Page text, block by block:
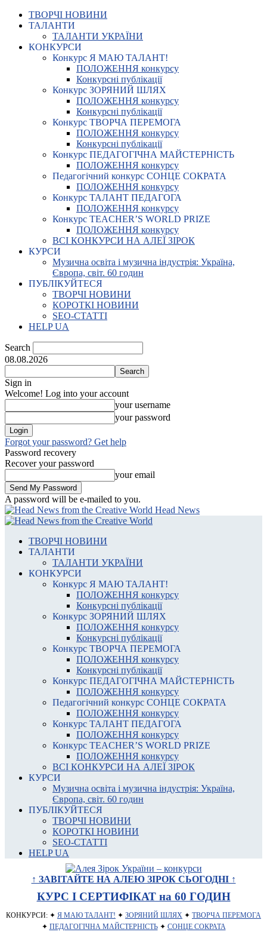
ТВОРЧІ НОВИНИ
ТАЛАНТИ
ТАЛАНТИ УКРАЇНИ
КОНКУРСИ
Конкурс Я МАЮ ТАЛАНТ!
ПОЛОЖЕННЯ конкурсу
Конкурсні публікації
Конкурс ЗОРЯНИЙ ШЛЯХ
ПОЛОЖЕННЯ конкурсу
Конкурсні публікації
Конкурс ТВОРЧА ПЕРЕМОГА
ПОЛОЖЕННЯ конкурсу
Конкурсні публікації
Конкурс ПЕДАГОГІЧНА МАЙСТЕРНІСТЬ
ПОЛОЖЕННЯ конкурсу
Педагогічний конкурс СОНЦЕ СОКРАТА
ПОЛОЖЕННЯ конкурсу
Конкурс ТАЛАНТ ПЕДАГОГА
ПОЛОЖЕННЯ конкурсу
Конкурс TEACHER’S WORLD PRIZE
ПОЛОЖЕННЯ конкурсу
ВСІ КОНКУРСИ НА АЛЕЇ ЗІРОК
КУРСИ
Музична освіта і музична індустрія: Україна,
Європа, світ. 60 годин
ПУБЛІКУЙТЕСЯ
ТВОРЧІ НОВИНИ
КОРОТКІ НОВИНИ
SEO-СТАТТІ
HELP UA
Search
08.08.2026
Sign in
Welcome! Log into your account
your username
your password
Forgot your password? Get help
Password recovery
Recover your password
your email
A password will be e-mailed to you.
Head News
ТВОРЧІ НОВИНИ
ТАЛАНТИ
ТАЛАНТИ УКРАЇНИ
КОНКУРСИ
Конкурс Я МАЮ ТАЛАНТ!
ПОЛОЖЕННЯ конкурсу
Конкурсні публікації
Конкурс ЗОРЯНИЙ ШЛЯХ
ПОЛОЖЕННЯ конкурсу
Конкурсні публікації
Конкурс ТВОРЧА ПЕРЕМОГА
ПОЛОЖЕННЯ конкурсу
Конкурсні публікації
Конкурс ПЕДАГОГІЧНА МАЙСТЕРНІСТЬ
ПОЛОЖЕННЯ конкурсу
Педагогічний конкурс СОНЦЕ СОКРАТА
ПОЛОЖЕННЯ конкурсу
Конкурс ТАЛАНТ ПЕДАГОГА
ПОЛОЖЕННЯ конкурсу
Конкурс TEACHER’S WORLD PRIZE
ПОЛОЖЕННЯ конкурсу
ВСІ КОНКУРСИ НА АЛЕЇ ЗІРОК
КУРСИ
Музична освіта і музична індустрія: Україна,
Європа, світ. 60 годин
ПУБЛІКУЙТЕСЯ
ТВОРЧІ НОВИНИ
КОРОТКІ НОВИНИ
SEO-СТАТТІ
HELP UA
↑ ЗАВІТАЙТЕ НА АЛЕЮ ЗІРОК СЬОГОДНІ ↑
КУРС І СЕРТИФІКАТ на 60 ГОДИН
КОНКУРСИ: ✦ Я МАЮ ТАЛАНТ! ✦ ЗОРЯНИЙ ШЛЯХ ✦ ТВОРЧА ПЕРЕМОГА
✦ ПЕДАГОГІЧНА МАЙСТЕРНІСТЬ✦ СОНЦЕ СОКРАТА